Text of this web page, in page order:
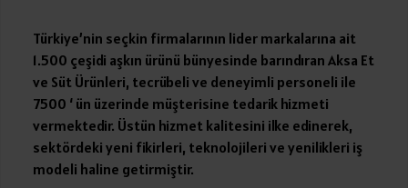
Türkiye’nin seçkin firmalarının lider markalarına ait
1.500 çeşidi aşkın ürünü bünyesinde barındıran Aksa Et
ve Süt Ürünleri, tecrübeli ve deneyimli personeli ile
7500 ‘ ün üzerinde müşterisine tedarik hizmeti
vermektedir. Üstün hizmet kalitesini ilke edinerek,
sektördeki yeni fikirleri, teknolojileri ve yenilikleri iş
modeli haline getirmiştir.